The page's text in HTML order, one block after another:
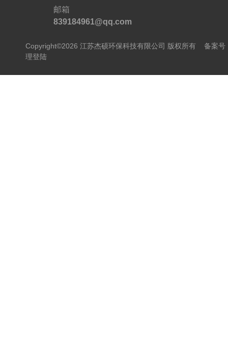
邮箱
839184961@qq.com
Copyright©2026 江苏杰硕环保科技有限公司 版权所有 备案号
理登陆